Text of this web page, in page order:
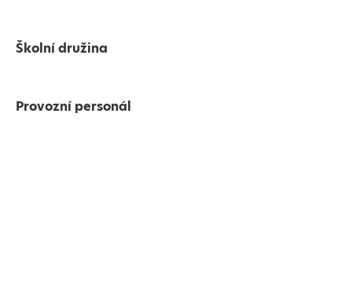
Školní družina
Provozní personál